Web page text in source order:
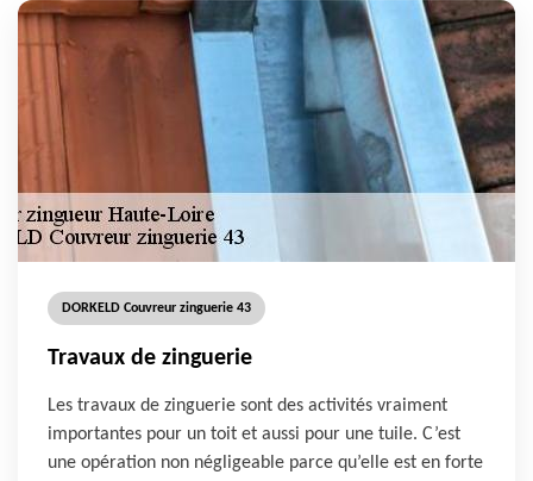
DORKELD Couvreur zinguerie 43
Travaux de zinguerie
Les travaux de zinguerie sont des activités vraiment
importantes pour un toit et aussi pour une tuile. C’est
une opération non négligeable parce qu’elle est en forte